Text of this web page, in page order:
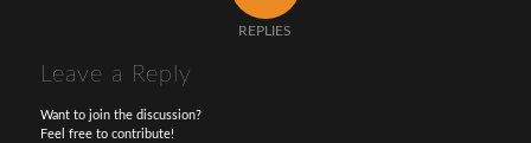
REPLIES
Leave a Reply
Want to join the discussion?
Feel free to contribute!